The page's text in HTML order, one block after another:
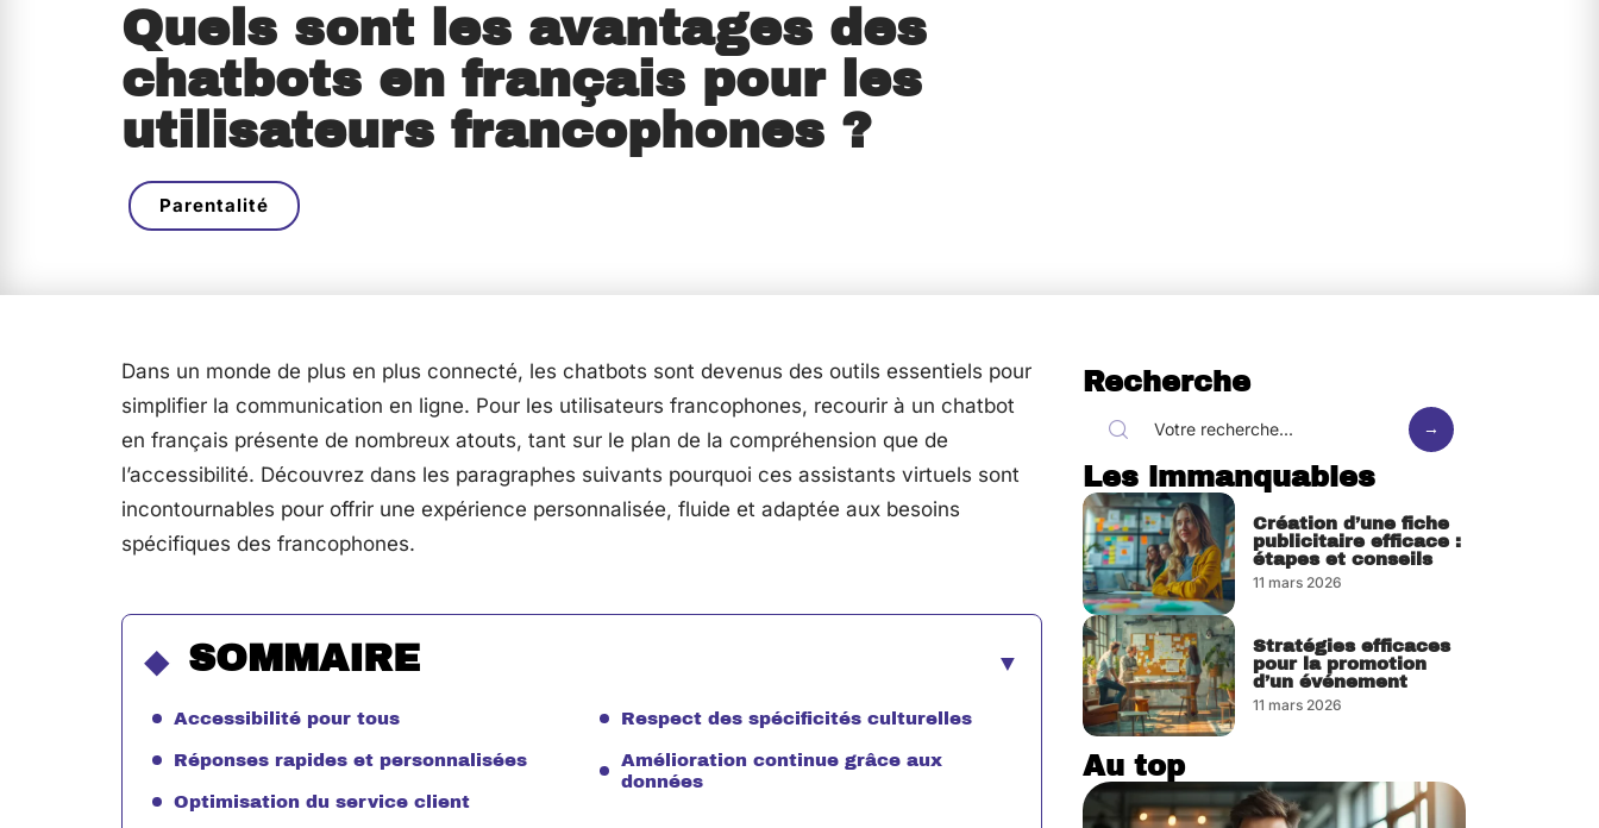
Quels sont les avantages des
chatbots en français pour les
utilisateurs francophones ?
Parentalité
Dans un monde de plus en plus connecté, les chatbots sont devenus des outils essentiels pour
simplifier la communication en ligne. Pour les utilisateurs francophones, recourir à un chatbot
en français présente de nombreux atouts, tant sur le plan de la compréhension que de
l’accessibilité. Découvrez dans les paragraphes suivants pourquoi ces assistants virtuels sont
incontournables pour offrir une expérience personnalisée, fluide et adaptée aux besoins
spécifiques des francophones.
SOMMAIRE
Accessibilité pour tous
Réponses rapides et personnalisées
Optimisation du service client
Respect des spécificités culturelles
Amélioration continue grâce aux
données
Recherche
Les immanquables
Création d’une fiche
publicitaire efficace :
étapes et conseils
11 mars 2026
Stratégies efficaces
pour la promotion
d’un événement
11 mars 2026
Au top